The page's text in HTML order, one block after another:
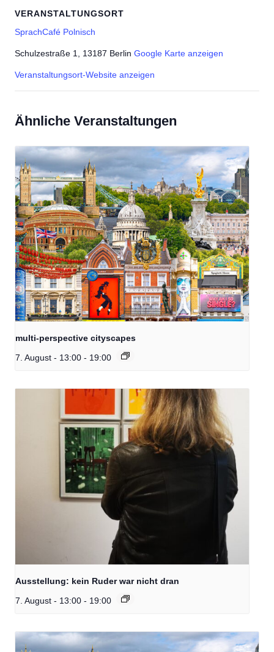
VERANSTALTUNGSORT
SprachCafé Polnisch
Schulzestraße 1, 13187 Berlin Google Karte anzeigen
Veranstaltungsort-Website anzeigen
Ähnliche Veranstaltungen
multi-perspective cityscapes
7. August - 13:00 - 19:00
Ausstellung: kein Ruder war nicht dran
7. August - 13:00 - 19:00